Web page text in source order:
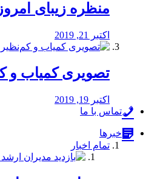
منظره‌‌ زیبای
اکتبر 21, 2019
️تصویری کمیاب و
اکتبر 19, 2019
تماس با ما
خبرها
تمام اخبار